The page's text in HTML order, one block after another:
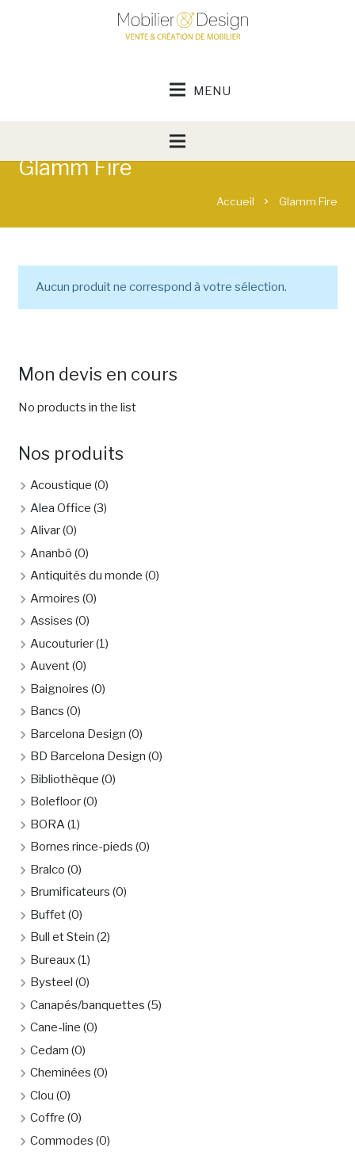
Glamm Fire
Accueil chevron_right Glamm Fire
Aucun produit ne correspond à votre sélection.
Mon devis en cours
No products in the list
Nos produits
Acoustique (0)
Alea Office (3)
Alivar(0)
Ananbô (0)
Antiquités du monde (0)
Armoires (0)
Assises (0)
Aucouturier(1)
Auvent(0)
Baignoires (0)
Bancs (0)
Barcelona Design (0)
BD Barcelona Design (0)
Bibliothèque (0)
Bolefloor(0)
BORA (1)
Bornes rince-pieds (0)
Bralco (0)
Brumificateurs (0)
Buffet(0)
Bull et Stein (2)
Bureaux(1)
Bysteel (0)
Canapés/banquettes (5)
Cane-line (0)
Cedam (0)
Cheminées (0)
Clou (0)
Coffre (0)
Commodes (0)